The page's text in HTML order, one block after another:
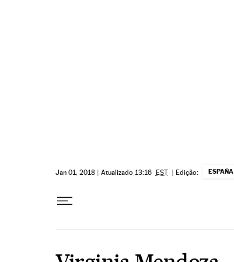
Jan 01, 2018 | Atualizado 13:16 EST | Edição: ESPAÑA